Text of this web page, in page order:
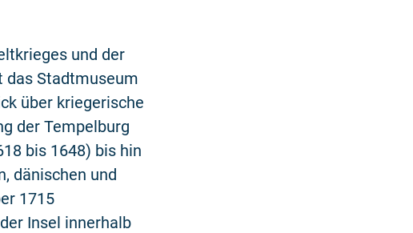
und der
das Stadtmuseum
über kriegerische
der Tempelburg
bis 1648) bis hin
dänischen und
1715
Insel innerhalb